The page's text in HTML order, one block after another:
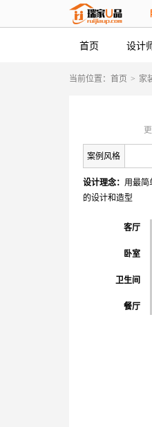
首页 设计
当前位置： 首页 > 家
案例风格
设计理念： 用最简
的设计和造型
客厅
卧室
卫生间
餐厅